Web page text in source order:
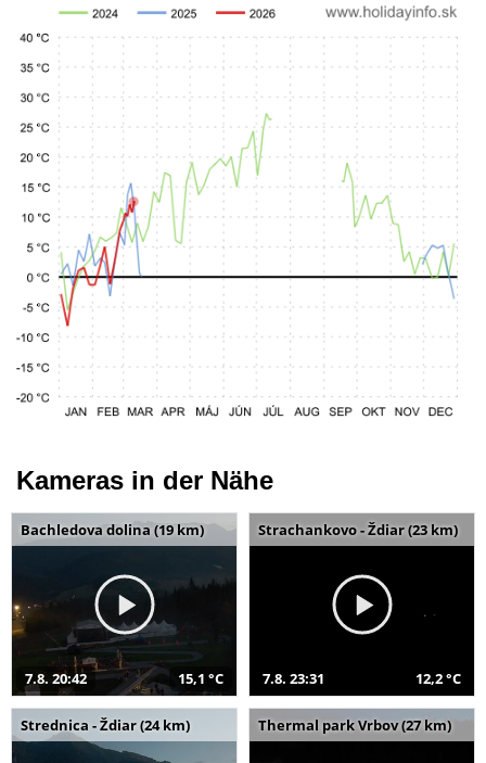
Kameras in der Nähe
Bachledova dolina (19 km)
7.8. 20:42 15,1 °C
Strachankovo - Ždiar (23 km)
7.8. 23:31 12,2 °C
Strednica - Ždiar (24 km) Thermal park Vrbov (27 km)